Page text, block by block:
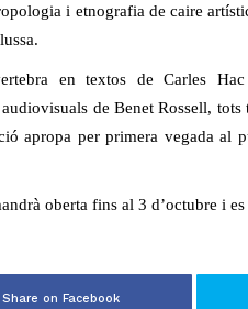
i etnografia de caire
en textos de Carles
de Benet Rossell,
apropa per primera vegada al
oberta fins al 3 d’octubre i
Share on Facebook